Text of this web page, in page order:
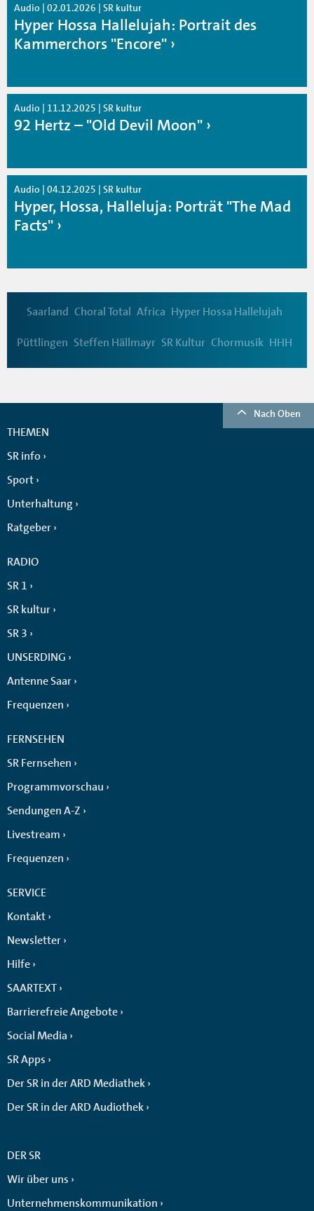
Audio | 02.01.2026 | SR kultur
Hyper Hossa Hallelujah: Portrait des
Kammerchors "Encore"
Audio | 11.12.2025 | SR kultur
92 Hertz – "Old Devil Moon"
Audio | 04.12.2025 | SR kultur
Hyper, Hossa, Halleluja: Porträt "The Mad
Facts"
Saarland Choral Total Africa Hyper Hossa Hallelujah
Püttlingen Steffen Hällmayr SR Kultur Chormusik HHH
Nach Oben
THEMEN
SR info
Sport
Unterhaltung
Ratgeber
RADIO
SR 1
SR kultur
SR 3
UNSERDING
Antenne Saar
Frequenzen
FERNSEHEN
SR Fernsehen
Programmvorschau
Sendungen A-Z
Livestream
Frequenzen
SERVICE
Kontakt
Newsletter
Hilfe
SAARTEXT
Barrierefreie Angebote
Social Media
SR Apps
Der SR in der ARD Mediathek
Der SR in der ARD Audiothek
DER SR
Wir über uns
Unternehmenskommunikation